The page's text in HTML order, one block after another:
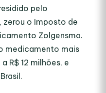
pelo
zerou o Imposto de
Zolgensma.
medicamento mais
R$ 12 milhões, e